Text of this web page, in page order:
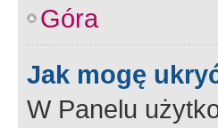
Góra
Jak mogę
W Panelu